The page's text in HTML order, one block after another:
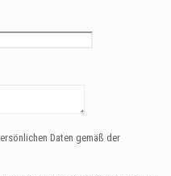
Daten gemäß der